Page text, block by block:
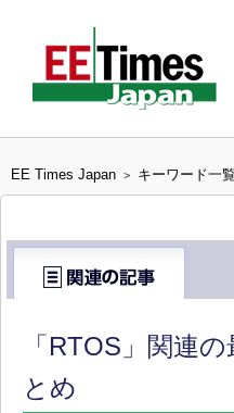
EE Times Japan > キーワード一覧
「RTOS」関連
とめ